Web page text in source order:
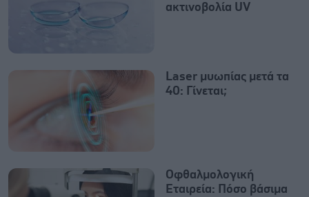
ακτινοβολία UV
Laser μυωπίας μετά τα
40: Γίνεται;
Οφθαλμολογική
Εταιρεία: Πόσο βάσιμα